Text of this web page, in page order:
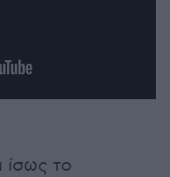
ίσως το